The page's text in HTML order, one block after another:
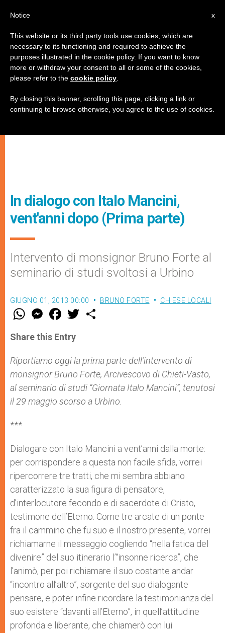
In dialogo con Italo Mancini,
vent'anni dopo (Prima parte)
Intervento di monsignor Bruno Forte al
seminario di studi svoltosi a Urbino
GIUGNO 01, 2013 00:00 BRUNO FORTE CHIESE LOCALI
W
t
s
p
p
M
e
s
e
g
e
r
F
a
e
b
o
k
w
r
Share this Entry
Riportiamo oggi la prima parte dell’intervento di
monsignor Bruno Forte, Arcivescovo di Chieti-Vasto,
al seminario di studi “Giornata Italo Mancini”, tenutosi
il 29 maggio scorso a Urbino.
***
Dialogare con Italo Mancini a vent’anni dalla morte:
per corrispondere a questa non facile sfida, vorrei
ripercorrere tre tratti, che mi sembra abbiano
caratterizzato la sua figura di pensatore,
d’interlocutore fecondo e di sacerdote di Cristo,
testimone dell’Eterno. Come tre arcate di un ponte
fra il cammino che fu suo e il nostro presente, vorrei
richiamarne il messaggio cogliendo “nella fatica del
divenire” del suo itinerario l’“insonne ricerca”, che
l’animò, per poi richiamare il suo costante andar
“incontro all’altro”, sorgente del suo dialogante
pensare, e poter infine ricordare la testimonianza del
suo esistere “davanti all’Eterno”, in quell’attitudine
profonda e liberante, che chiamerò con lui
x
Notice
This website or its third party tools use cookies, which are
necessary to its functioning and required to achieve the
purposes illustrated in the cookie policy. If you want to know
more or withdraw your consent to all or some of the cookies,
please refer to the cookie policy
By closing this banner, scrolling this page, clicking a link or
continuing to browse otherwise, you agree to the use of cookies.